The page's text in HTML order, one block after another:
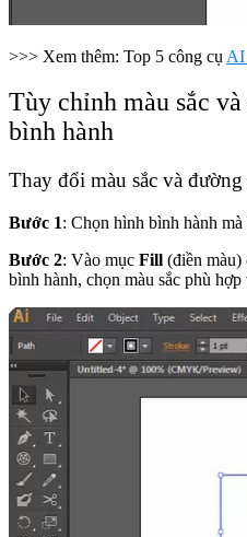
>>> Xem thêm: Top 5 công cụ AI
Tùy chỉnh màu sắc
bình hành
Thay đổi màu sắc và
Bước 1: Chọn hình bình hành
Bước 2: Vào mục Fill (điền màu)
bình hành, chọn màu sắc phù